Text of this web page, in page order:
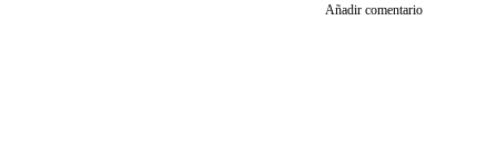
Añadir comentario